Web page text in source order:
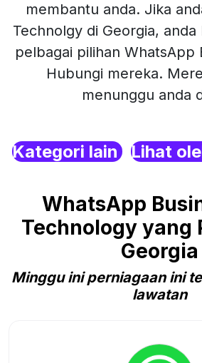
membantu anda. Jika
Technolgy di Georgia,
pelbagai pilihan WhatsApp
Hubungi mereka.
menunggu anda
Kategori lain Lihat
WhatsApp
Technology yang
Georgia
Minggu ini perniagaan ini
lawatan